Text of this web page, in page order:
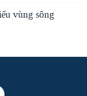
vùng sông